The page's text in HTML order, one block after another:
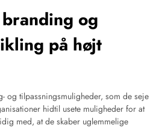
og
på højt
og tilpassningsmuligheder, som de seje
hidtil usete muligheder for at
med, at de skaber uglemmelige